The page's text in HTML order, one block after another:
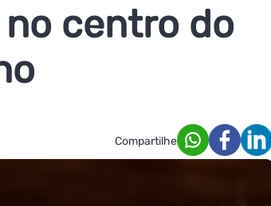
no centro do
Compartilhe